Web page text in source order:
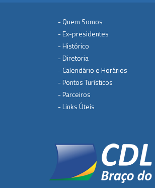
- Quem Somos
- Ex-presidentes
- Histórico
- Diretoria
- Calendário e Horários
- Pontos Turísticos
- Parceiros
- Links Úteis